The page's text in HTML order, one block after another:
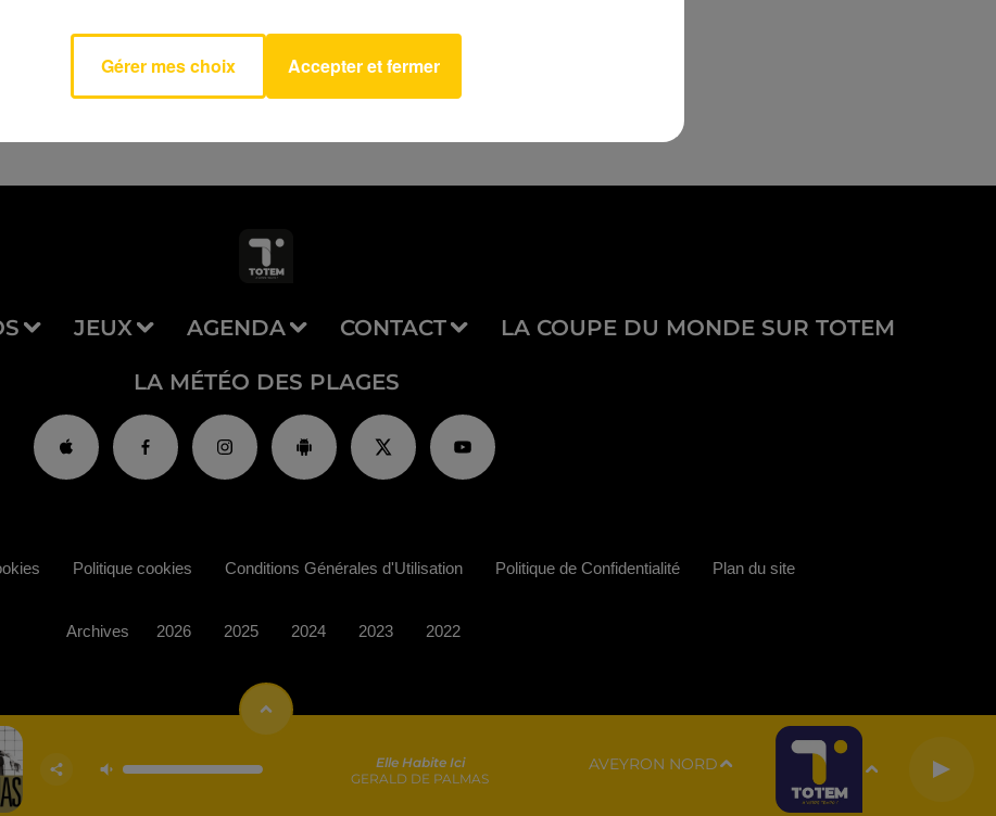
JEUX AGENDA CONTACT LA COUPE DU MONDE SUR TOTEM
LA MÉTÉO DES PLAGES
Elle Habite Ici
GERALD DE PALMAS
AVEYRON NORD
Politique cookies Conditions Générales d'Utilisation Politique de Confidentialité Plan du site
Archives 2026 2025 2024 2023 2022
Gérer mes choix Accepter et fermer